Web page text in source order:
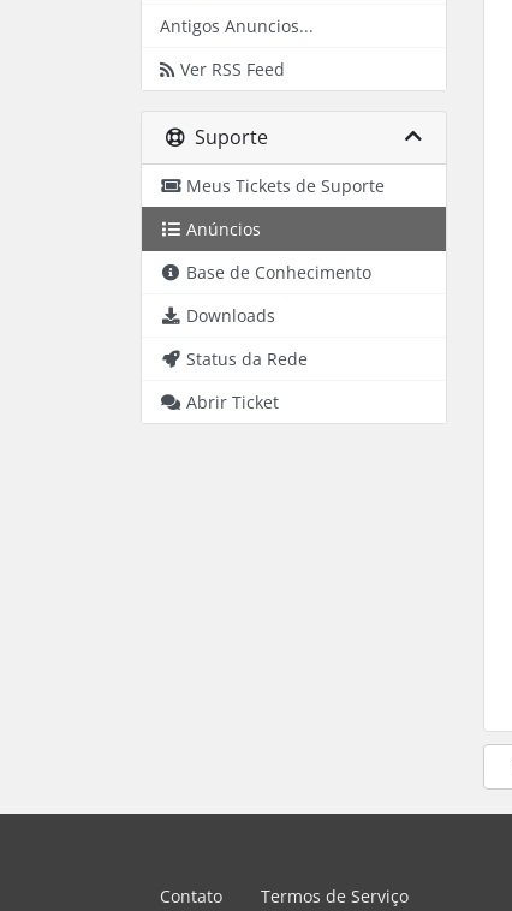
Antigos Anuncios...
Ver RSS Feed
Suporte
Meus Tickets de Suporte
Anúncios
Base de Conhecimento
Downloads
Status da Rede
Abrir Ticket
Contato Termos de Serviço